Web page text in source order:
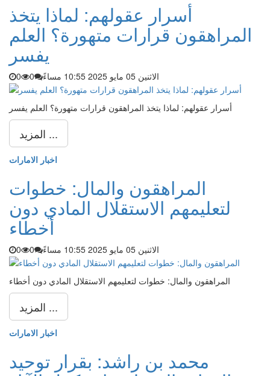
أسرار عقولهم: لماذا يتخذ
المراهقون قرارات متهورة؟ العلم
يفسر
الاثنين 05 مايو 2025 10:55 مساءً 0
0
أسرار عقولهم: لماذا يتخذ المراهقون قرارات متهورة؟ العلم يفسر
المزيد ...
اخبار الامارات
المراهقون والمال: خطوات
لتعليمهم الاستقلال المادي دون
أخطاء
الاثنين 05 مايو 2025 10:55 مساءً 0
0
المراهقون والمال: خطوات لتعليمهم الاستقلال المادي دون أخطاء
المزيد ...
اخبار الامارات
محمد بن راشد: بقرار توحيد